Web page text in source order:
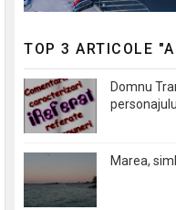
TOP 3 ARTICOLE
Domnu
Marea,